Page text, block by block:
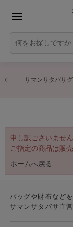
サマンサタバサ
申し訳ございません
ご指定の商品は販
ホームへ戻る
バッグや財布など
サマンサタバサ直